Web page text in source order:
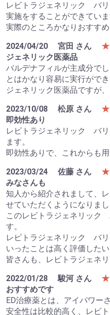
レビトラジェネリック バリ
実施をすることができていま
実際のところかなりおすす
2024/04/20
宮田 さん
ジェネリック医薬品
バルデナフィルが主成分で
とはかなり容易に実行がで
ジェネリック医薬品ですが
2023/10/08
松原 さん
即効性あり
レビトラジェネリック バリ
ます。
即効性ありで、これからも
2023/03/24
佐藤 さん
みなさんも
知人から紹介されまして、
せていただくようになりまし
このレビトラジェネリック
す。
レビトラジェネリック バリ
いったことは高く評価したい
皆さんも、レビトラジェネ
2022/01/28
駿河 さん
おすすめです
ED治療薬とは、アイパワー
安全性は比較的高く、レビ